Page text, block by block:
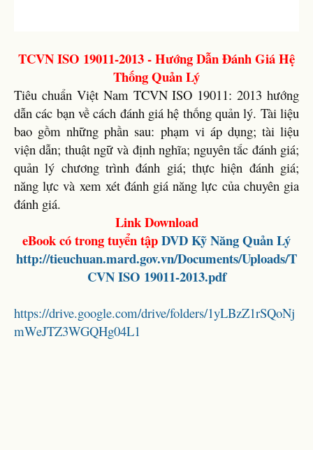
TCVN ISO 19011-2013 - Hướng Dẫn Đánh Giá Hệ
Thống Quản Lý
Tiêu chuẩn Việt Nam TCVN ISO 19011: 2013 hướng
dẫn các bạn về cách đánh giá hệ thống quản lý. Tài liệu
bao gồm những phần sau: phạm vi áp dụng; tài liệu
viện dẫn; thuật ngữ và định nghĩa; nguyên tắc đánh giá;
quản lý chương trình đánh giá; thực hiện đánh giá;
năng lực và xem xét đánh giá năng lực của chuyên gia
đánh giá.
Link Download
eBook có trong tuyển tậpDVDKỹ Năng Quản Lý
http://tieuchuan.mard.gov.vn/Documents/Uploads/T
CVN ISO 19011-2013.pdf
https://drive.google.com/drive/folders/1yLBzZ1rSQoNj
mWeJTZ3WGQHg04L1